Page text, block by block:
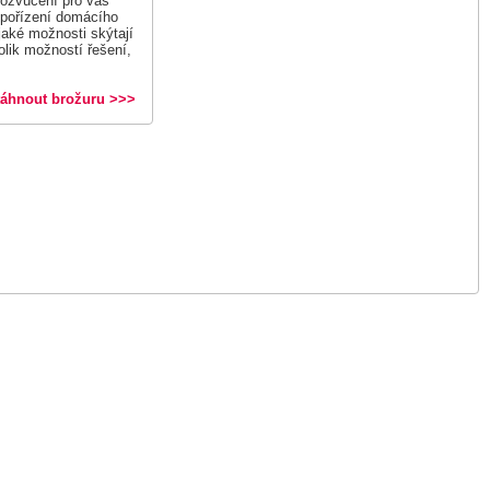
domácího
možnosti skýtají
možností řešení,
brožuru >>>